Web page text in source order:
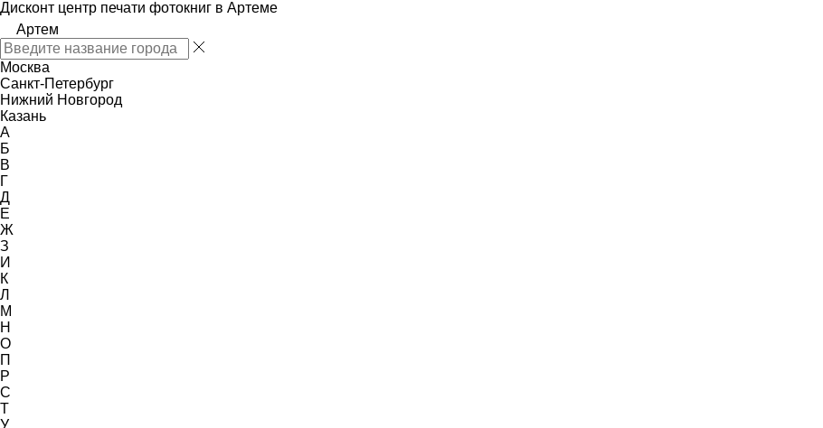
Дисконт центр печати фотокниг в Артеме
Артем
Москва
Санкт-Петербург
Нижний Новгород
Казань
А
Б
В
Г
Д
Е
Ж
З
И
К
Л
М
Н
О
П
Р
С
Т
У